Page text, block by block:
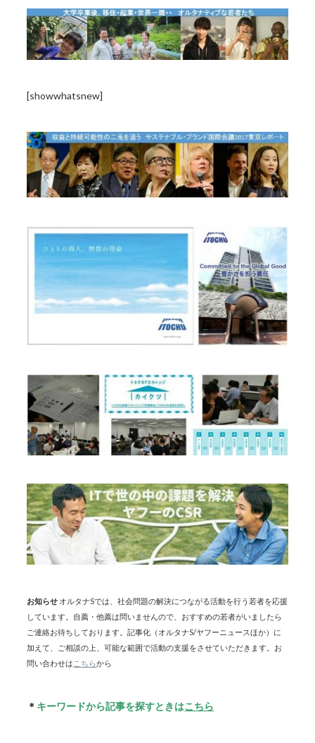
[showwhatsnew]
お知らせ オルタナSでは、社会問題の解決につながる活動を行う若者を応援
しています。自薦・他薦は問いませんので、おすすめの若者がいましたら
ご連絡お待ちしております。記事化（オルタナS/ヤフーニュースほか）に
加えて、ご相談の上、可能な範囲で活動の支援をさせていただきます。お
問い合わせは こちらから
＊ キーワードから記事を探すときはこちら